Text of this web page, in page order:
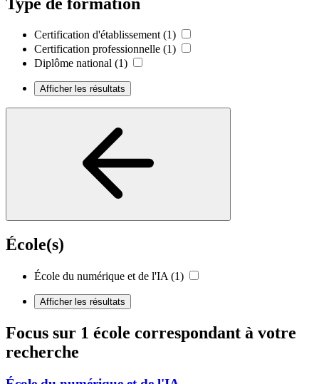
Certification d'établissement (1)
Certification professionnelle (1)
Diplôme national (1)
Afficher les résultats
École(s)
École du numérique et de l'IA (1)
Afficher les résultats
Focus sur 1 école correspondant à votre
recherche